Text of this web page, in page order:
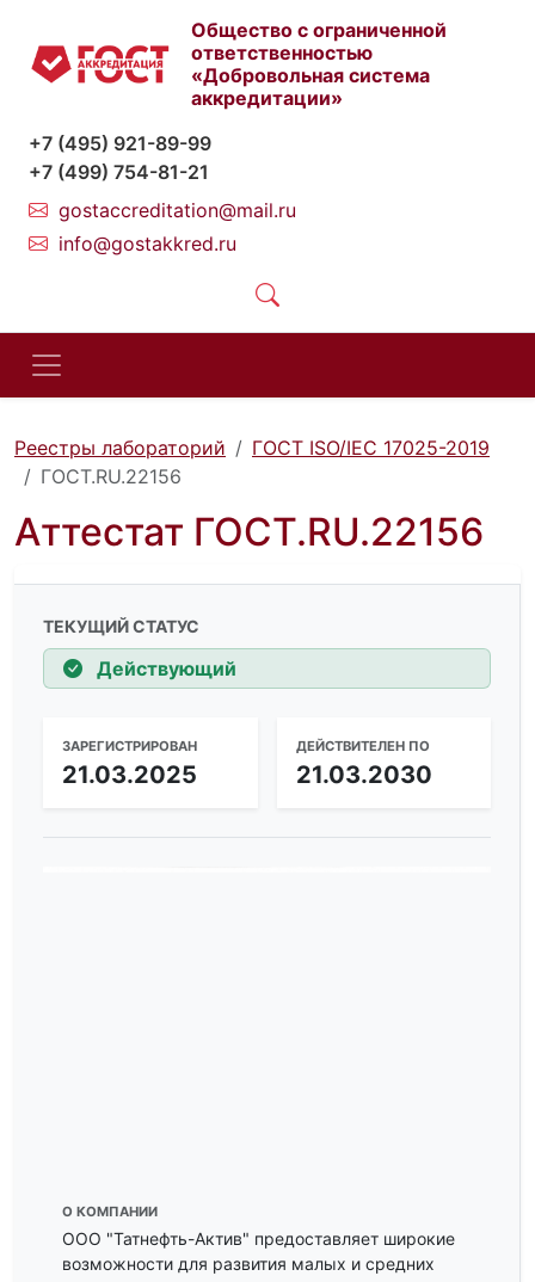
Общество с ограниченной
ответственностью
«Добровольная система
аккредитации»
+7 (495) 921-89-99
+7 (499) 754-81-21
gostaccreditation@mail.ru
info@gostakkred.ru
Реестры лабораторий
ГОСТ ISO/IEC 17025-2019
ГОСТ.RU.22156
Аттестат ГОСТ.RU.22156
ТЕКУЩИЙ СТАТУС
Действующий
ЗАРЕГИСТРИРОВАН
21.03.2025
ДЕЙСТВИТЕЛЕН ПО
21.03.2030
О КОМПАНИИ
ООО "Татнефть-Актив" предоставляет широкие
возможности для развития малых и средних